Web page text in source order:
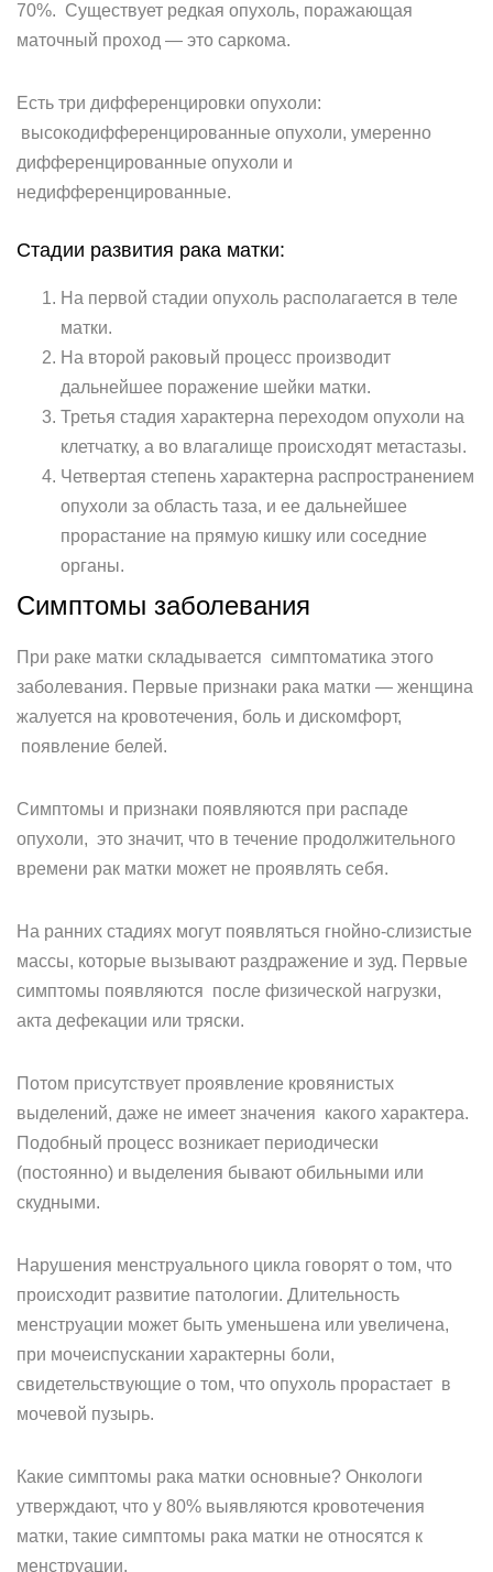
70%. Существует редкая опухоль, поражающая
маточный проход — это саркома.
Есть три дифференцировки опухоли:
высокодифференцированные опухоли, умеренно
дифференцированные опухоли и
недифференцированные.
Стадии развития рака матки:
На первой стадии опухоль располагается в теле
матки.
На второй раковый процесс производит
дальнейшее поражение шейки матки.
Третья стадия характерна переходом опухоли на
клетчатку, а во влагалище происходят метастазы.
Четвертая степень характерна распространением
опухоли за область таза, и ее дальнейшее
прорастание на прямую кишку или соседние
органы.
Симптомы заболевания
При раке матки складывается симптоматика этого
заболевания. Первые признаки рака матки — женщина
жалуется на кровотечения, боль и дискомфорт,
появление белей.
Симптомы и признаки появляются при распаде
опухоли, это значит, что в течение продолжительного
времени рак матки может не проявлять себя.
На ранних стадиях могут появляться гнойно-слизистые
массы, которые вызывают раздражение и зуд. Первые
симптомы появляются после физической нагрузки,
акта дефекации или тряски.
Потом присутствует проявление кровянистых
выделений, даже не имеет значения какого характера.
Подобный процесс возникает периодически
(постоянно) и выделения бывают обильными или
скудными.
Нарушения менструального цикла говорят о том, что
происходит развитие патологии. Длительность
менструации может быть уменьшена или увеличена,
при мочеиспускании характерны боли,
свидетельствующие о том, что опухоль прорастает в
мочевой пузырь.
Какие симптомы рака матки основные? Онкологи
утверждают, что у 80% выявляются кровотечения
матки, такие симптомы рака матки не относятся к
менструации.